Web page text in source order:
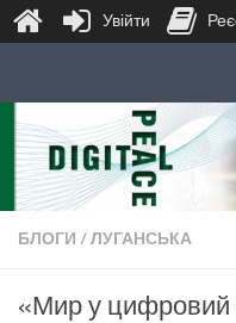
Skip to content
БЛОГИ /ЛУГАНСЬКА
«Мир у цифровий
Увійти